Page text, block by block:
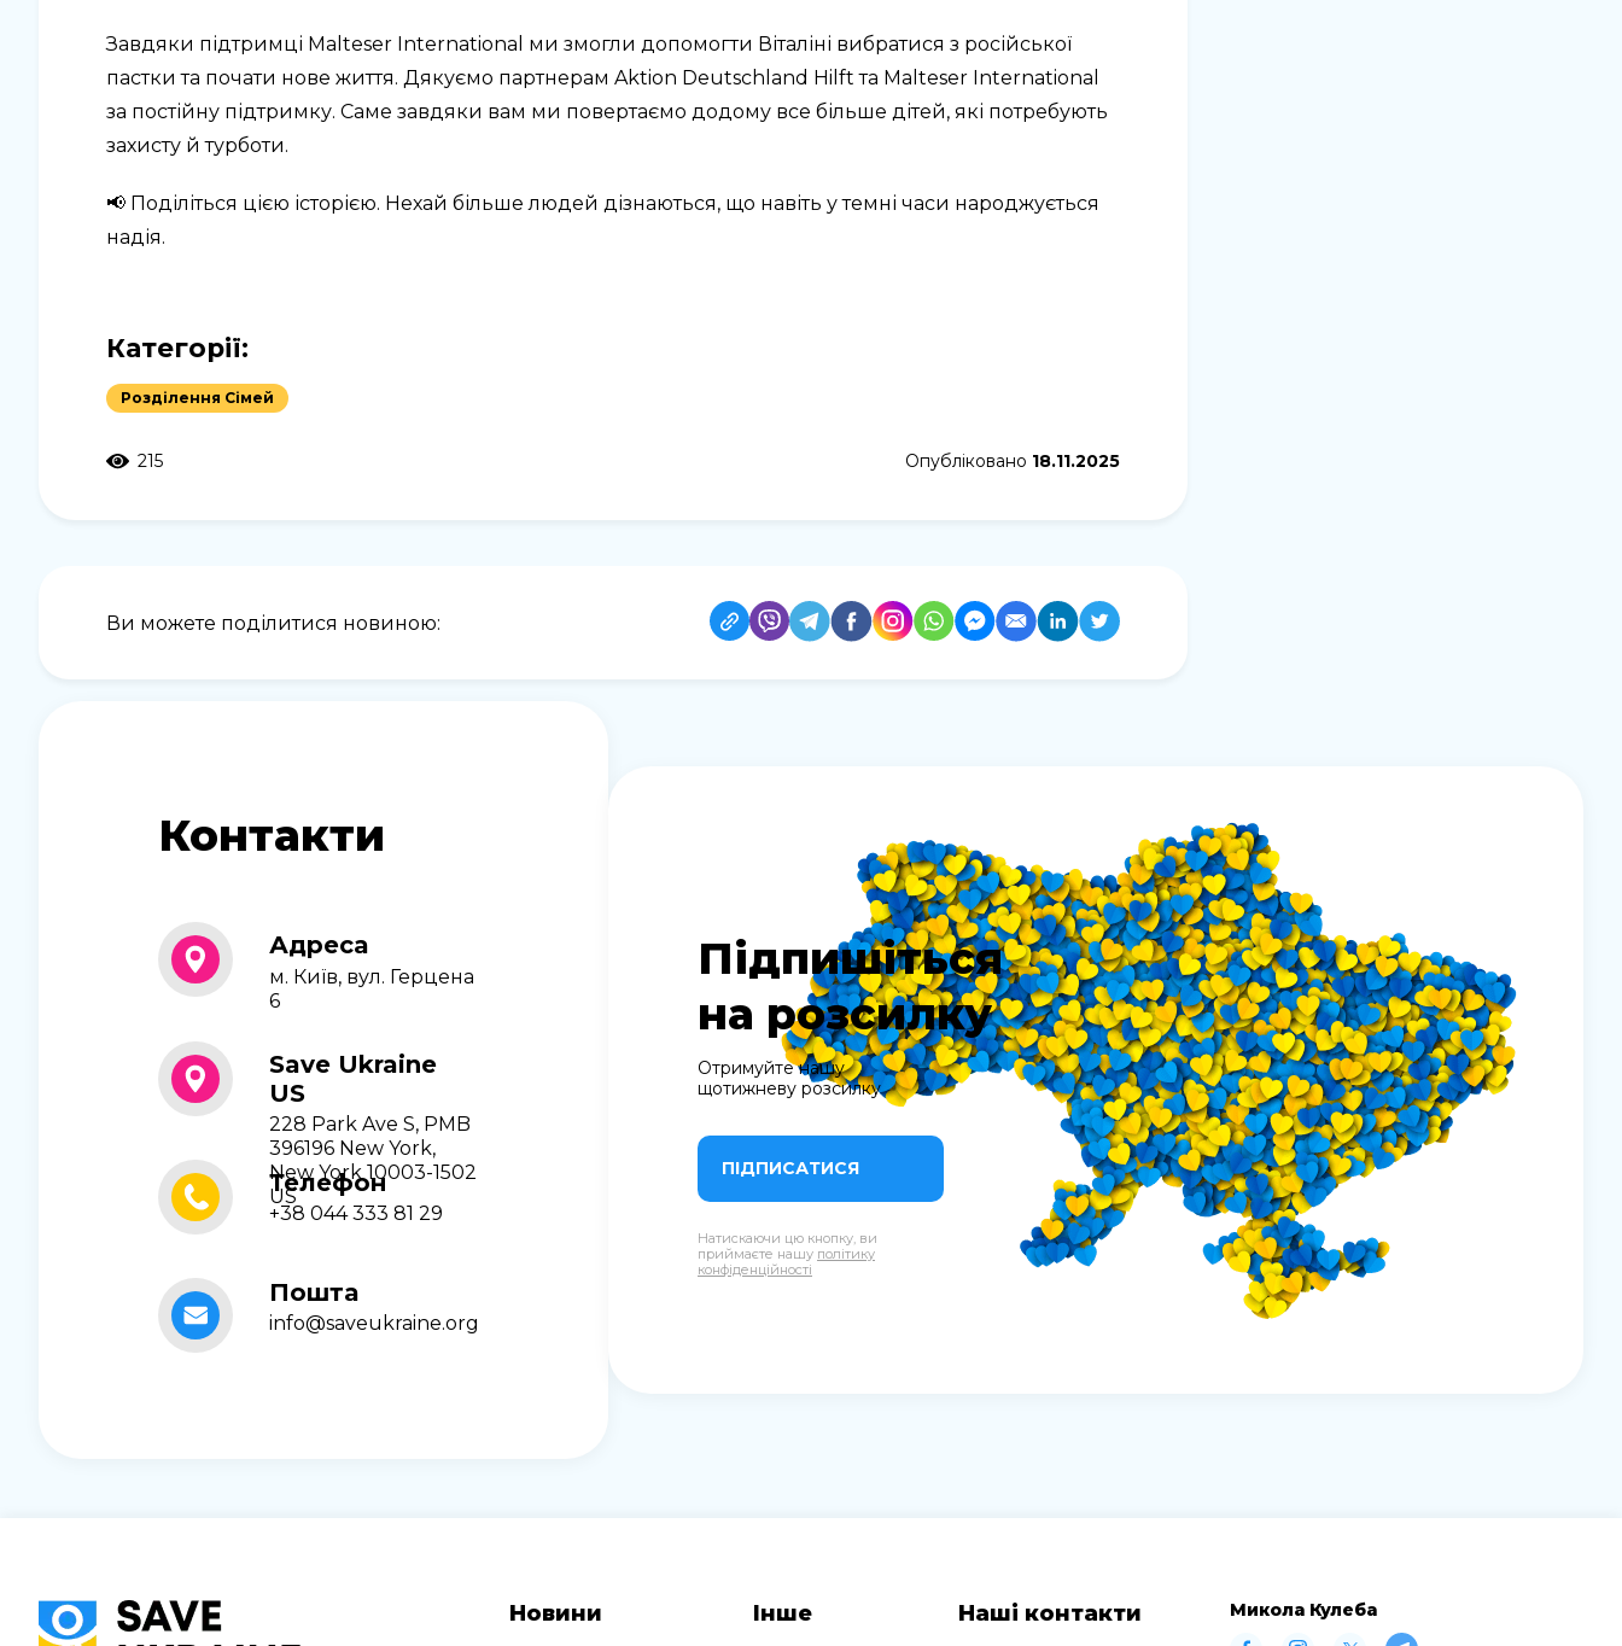
Завдяки підтримці Malteser International ми змогли допомогти Віталіні вибратися з російської
пастки та почати нове життя. Дякуємо партнерам Aktion Deutschland Hilft та Malteser International
за постійну підтримку. Саме завдяки вам ми повертаємо додому все більше дітей, які потребують
захисту й турботи.
📢 Поділіться цією історією. Нехай більше людей дізнаються, що навіть у темні часи народжується
надія.
Категорії:
Розділення Сімей
215 Опубліковано 18.11.2025
Ви можете поділитися новиною:
Контакти
Адреса
м. Київ, вул. Герцена
6
Save Ukraine
US
228 Park Ave S, PMB
396196 New York,
New York 10003-1502
US
Телефон
+38 044 333 81 29
Пошта
info@saveukraine.org
Підпишіться
на розсилку
Отримуйте нашу
щотижневу розсилку
ПІДПИСАТИСЯ
Натискаючи цю кнопку, ви
приймаєте нашу політику
конфіденційності
Новини Інше Наші контакти Микола Кулеба